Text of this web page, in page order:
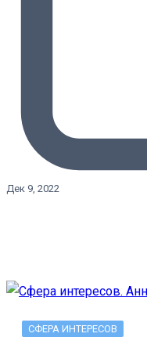
Дек 9, 2022
СФЕРА ИНТЕРЕСОВ